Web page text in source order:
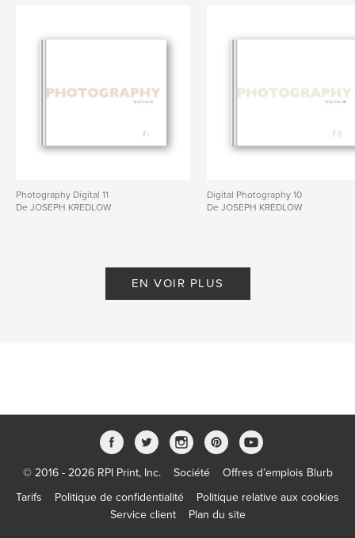
Photography Digital 11
De JOSEPH KREDLOW
Digital Photography 10
De JOSEPH KREDLOW
EN VOIR PLUS
© 2016 - 2026 RPI Print, Inc. Société
Offres d’emplois Blurb
Tarifs
Politique de confidentialité
Politique relative aux cookies
Service client
Plan du site